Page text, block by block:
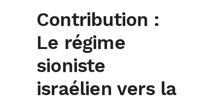
Contribution :
Le régime
sioniste
israélien vers la